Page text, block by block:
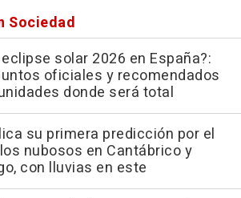
Sociedad
solar 2026 en España?:
oficiales y recomendados
donde será total
su primera predicción por el
nubosos en Cantábrico y
con lluvias en este